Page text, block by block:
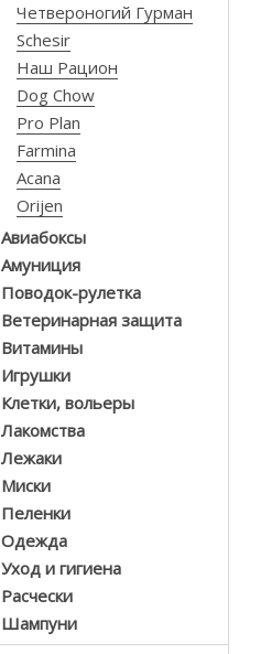
Четвероногий Гурман
Schesir
Наш Рацион
Dog Chow
Pro Plan
Farmina
Acana
Orijen
Авиабоксы
Амуниция
Поводок-рулетка
Ветеринарная защита
Витамины
Игрушки
Клетки, вольеры
Лакомства
Лежаки
Миски
Пеленки
Одежда
Уход и гигиена
Расчески
Шампуни